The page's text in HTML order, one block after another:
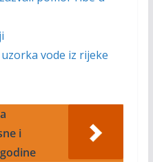
vode iz rijeke
i